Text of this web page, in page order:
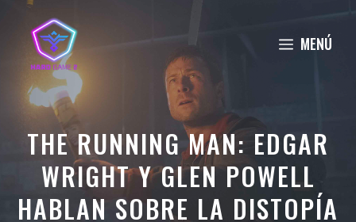
Saltar
contenido
MENÚ
THE RUNNING MAN: EDGAR
WRIGHT Y GLEN POWELL
HABLAN SOBRE LA DISTOPÍA